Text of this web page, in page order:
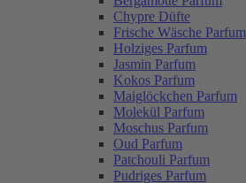
Chypre Düfte
Frische Wäsche Parfum
Holziges Parfum
Jasmin Parfum
Kokos Parfum
Maiglöckchen Parfum
Molekül Parfum
Moschus Parfum
Oud Parfum
Patchouli Parfum
Pudriges Parfum